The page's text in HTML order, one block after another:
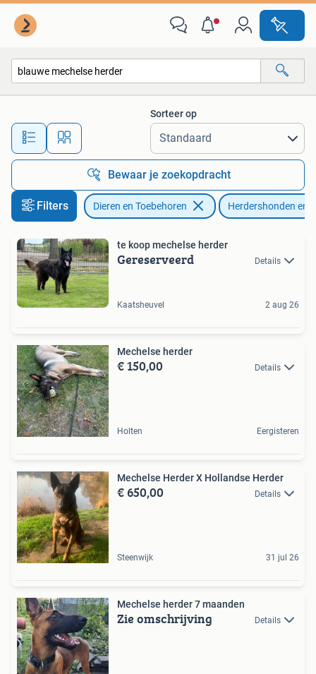
Alle afstanden…
Sorteer op
Bewaar je zoekopdracht
Filters Dieren en Toebehoren Herdershonden en
te koop mechelse herder
Gereserveerd Details
Kaatsheuvel 2 aug 26
Mechelse herder
€ 150,00 Details
Holten Eergisteren
Mechelse Herder X Hollandse Herder
€ 650,00 Details
Steenwijk 31 jul 26
Mechelse herder 7 maanden
Zie omschrijving Details